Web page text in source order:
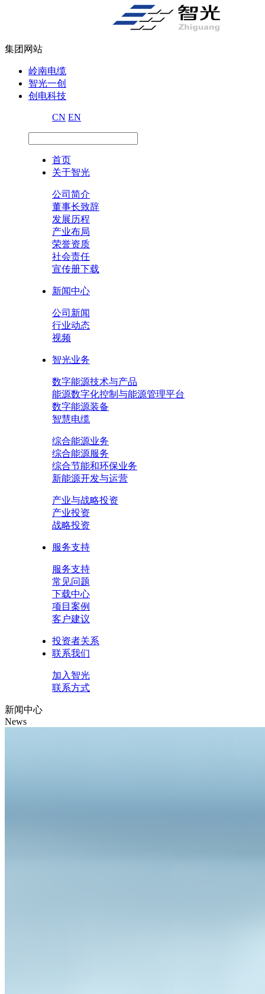
集团网站
岭南电缆
智光一创
创电科技
CN EN
首页
关于智光
公司简介
董事长致辞
发展历程
产业布局
荣誉资质
社会责任
宣传册下载
新闻中心
公司新闻
行业动态
视频
智光业务
数字能源技术与产品
能源数字化控制与能源管理平台
数字能源装备
智慧电缆
综合能源业务
综合能源服务
综合节能和环保业务
新能源开发与运营
产业与战略投资
产业投资
战略投资
服务支持
服务支持
常见问题
下载中心
项目案例
客户建议
投资者关系
联系我们
加入智光
联系方式
新闻中心
News